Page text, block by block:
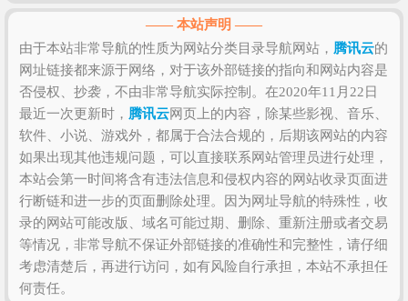
时长等！当然，任何一个网站是否值得您去浏览和收
藏，还是需要根据您自身的需求以及浏览网站的体验
和感受来决定，因为只有符合您自己的网站才是最好
的。
抖音
w3school
知乎专栏
纳米搜索
Ecosia
脚本之家
环球网
北京时间
GitHub
SSLs.com
语文迷
Gitee码云
CSDN博客
虎扑篮球 美得云
—— 本站声明 ——
由于本站非常导航的性质为网站分类目录导航网站， 腾讯云的
网址链接都来源于网络，对于该外部链接的指向和网站内容是
否侵权、抄袭，不由非常导航实际控制。在2020年11月22日
最近一次更新时， 腾讯云网页上的内容，除某些影视、音乐、
软件、小说、游戏外，都属于合法合规的，后期该网站的内容
如果出现其他违规问题，可以直接联系网站管理员进行处理，
本站会第一时间将含有违法信息和侵权内容的网站收录页面进
行断链和进一步的页面删除处理。因为网址导航的特殊性，收
录的网站可能改版、域名可能过期、删除、重新注册或者交易
等情况，非常导航不保证外部链接的准确性和完整性，请仔细
考虑清楚后，再进行访问，如有风险自行承担，本站不承担任
何责任。